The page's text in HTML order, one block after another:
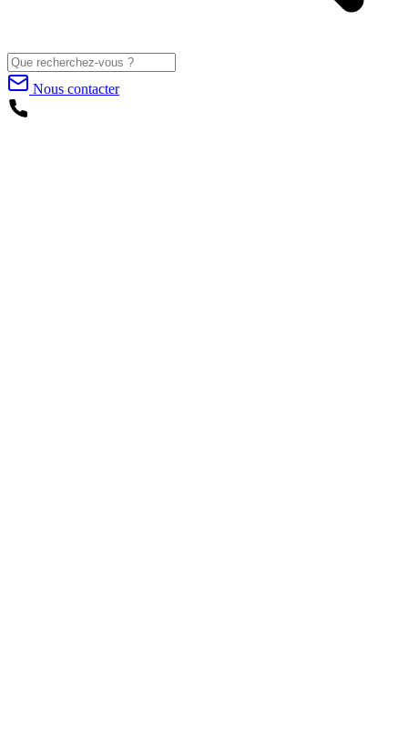
Nous contacter